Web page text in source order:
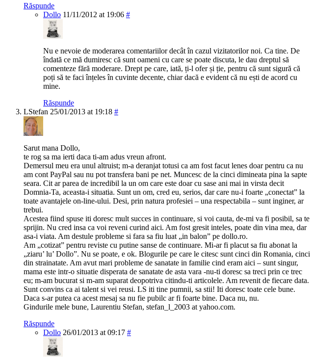
Răspunde
Dollo 11/11/2012 at 19:06 #
Nu e nevoie de moderarea comentariilor decât în cazul vizitatorilor noi. Ca tine. De
îndată ce mă dumiresc că sunt oameni cu care se poate discuta, le dau dreptul să
comenteze fără moderare. Drept pe care, iată, ți-l ofer și ție, pentru că sunt sigură că
poți să te faci înțeles în cuvinte decente, chiar dacă e evident că nu ești de acord cu
mine.
Răspunde
LStefan 25/01/2013 at 19:18 #
Sarut mana Dollo,
te rog sa ma ierti daca ti-am adus vreun afront.
Demersul meu era unul altruist; m-a deranjat totusi ca am fost facut lenes doar pentru ca nu
am cont PayPal sau nu pot transfera bani pe net. Muncesc de la cinci dimineata pina la sapte
seara. Cit ar parea de incredibil la un om care este doar cu sase ani mai in virsta decit
Domnia-Ta, aceasta-i situatia. Sunt un om, cred eu, serios, dar care nu-i foarte „conectat” la
toate avantajele on-line-ului. Desi, prin natura profesiei – una respectabila – sunt inginer, ar
trebui.
Acestea fiind spuse iti doresc mult succes in continuare, si voi cauta, de-mi va fi posibil, sa te
sprijin. Nu cred insa ca voi reveni curind aici. Am fost gresit inteles, poate din vina mea, dar
asa-i viata. Am destule probleme si fara sa fiu luat „in balon” pe dollo.ro.
Am „cotizat” pentru reviste cu putine sanse de continuare. Mi-ar fi placut sa fiu abonat la
„ziaru’ lu’ Dollo”. Nu se poate, e ok. Blogurile pe care le citesc sunt cinci din Romania, cinci
din strainatate. Am avut mari probleme de sanatate in familie cind eram aici – sunt singur,
mama este intr-o situatie disperata de sanatate de asta vara -nu-ti doresc sa treci prin ce trec
eu; m-am bucurat si m-am suparat deopotriva citindu-ti articolele. Am revenit de fiecare data.
Sunt convins ca ai talent si vei reusi. LS iti tine pumnii, sa stii! Iti doresc toate cele bune.
Daca s-ar putea ca acest mesaj sa nu fie pubilc ar fi foarte bine. Daca nu, nu.
Gindurile mele bune, Laurentiu Stefan, stefan_l_2003 at yahoo.com.
Răspunde
Dollo 26/01/2013 at 09:17 #